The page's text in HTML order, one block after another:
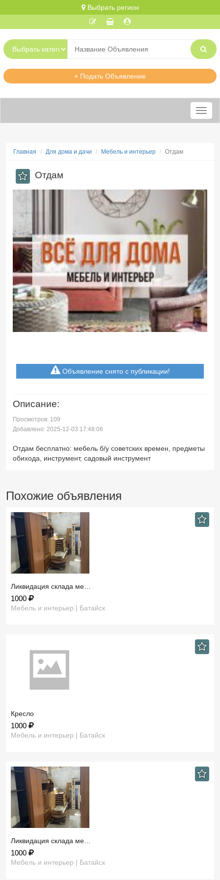
Выбрать регион
+ Подать Объявление
Меню
Главная Для дома и дачи Мебель и интерьер Отдам
Отдам
Объявление снято с публикации!
Описание:
Просмотров: 109
Добавлено: 2025-12-03 17:48:06
Отдам бесплатно: мебель б/у советских времен, предметы
обихода, инструмент, садовый инструмент
Похожие объявления
Ликвидация склада ме…
1000
Мебель и интерьер | Батайск
Кресло
1000
Мебель и интерьер | Батайск
Ликвидация склада ме…
1000
Мебель и интерьер | Батайск